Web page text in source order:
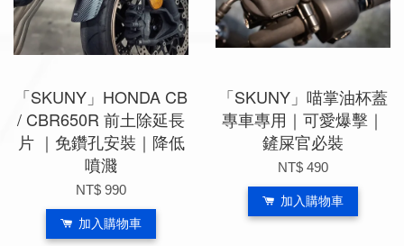
「SKUNY」HONDA CB
/ CBR650R 前土除延長
片 ｜免鑽孔安裝｜降低
噴濺
NT$ 990
加入購物車
「SKUNY」喵掌油杯蓋
專車專用｜可愛爆擊｜
鏟屎官必裝
NT$ 490
加入購物車